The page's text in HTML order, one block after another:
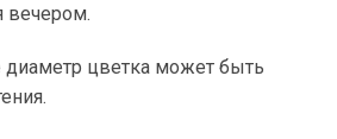
вечером.
цветка может быть